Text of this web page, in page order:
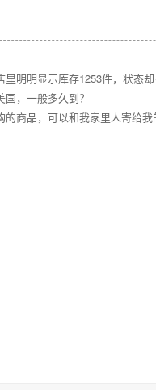
里明明显示库存1253件，状态却
，一般多久到？
的商品，可以和我家里人寄给我